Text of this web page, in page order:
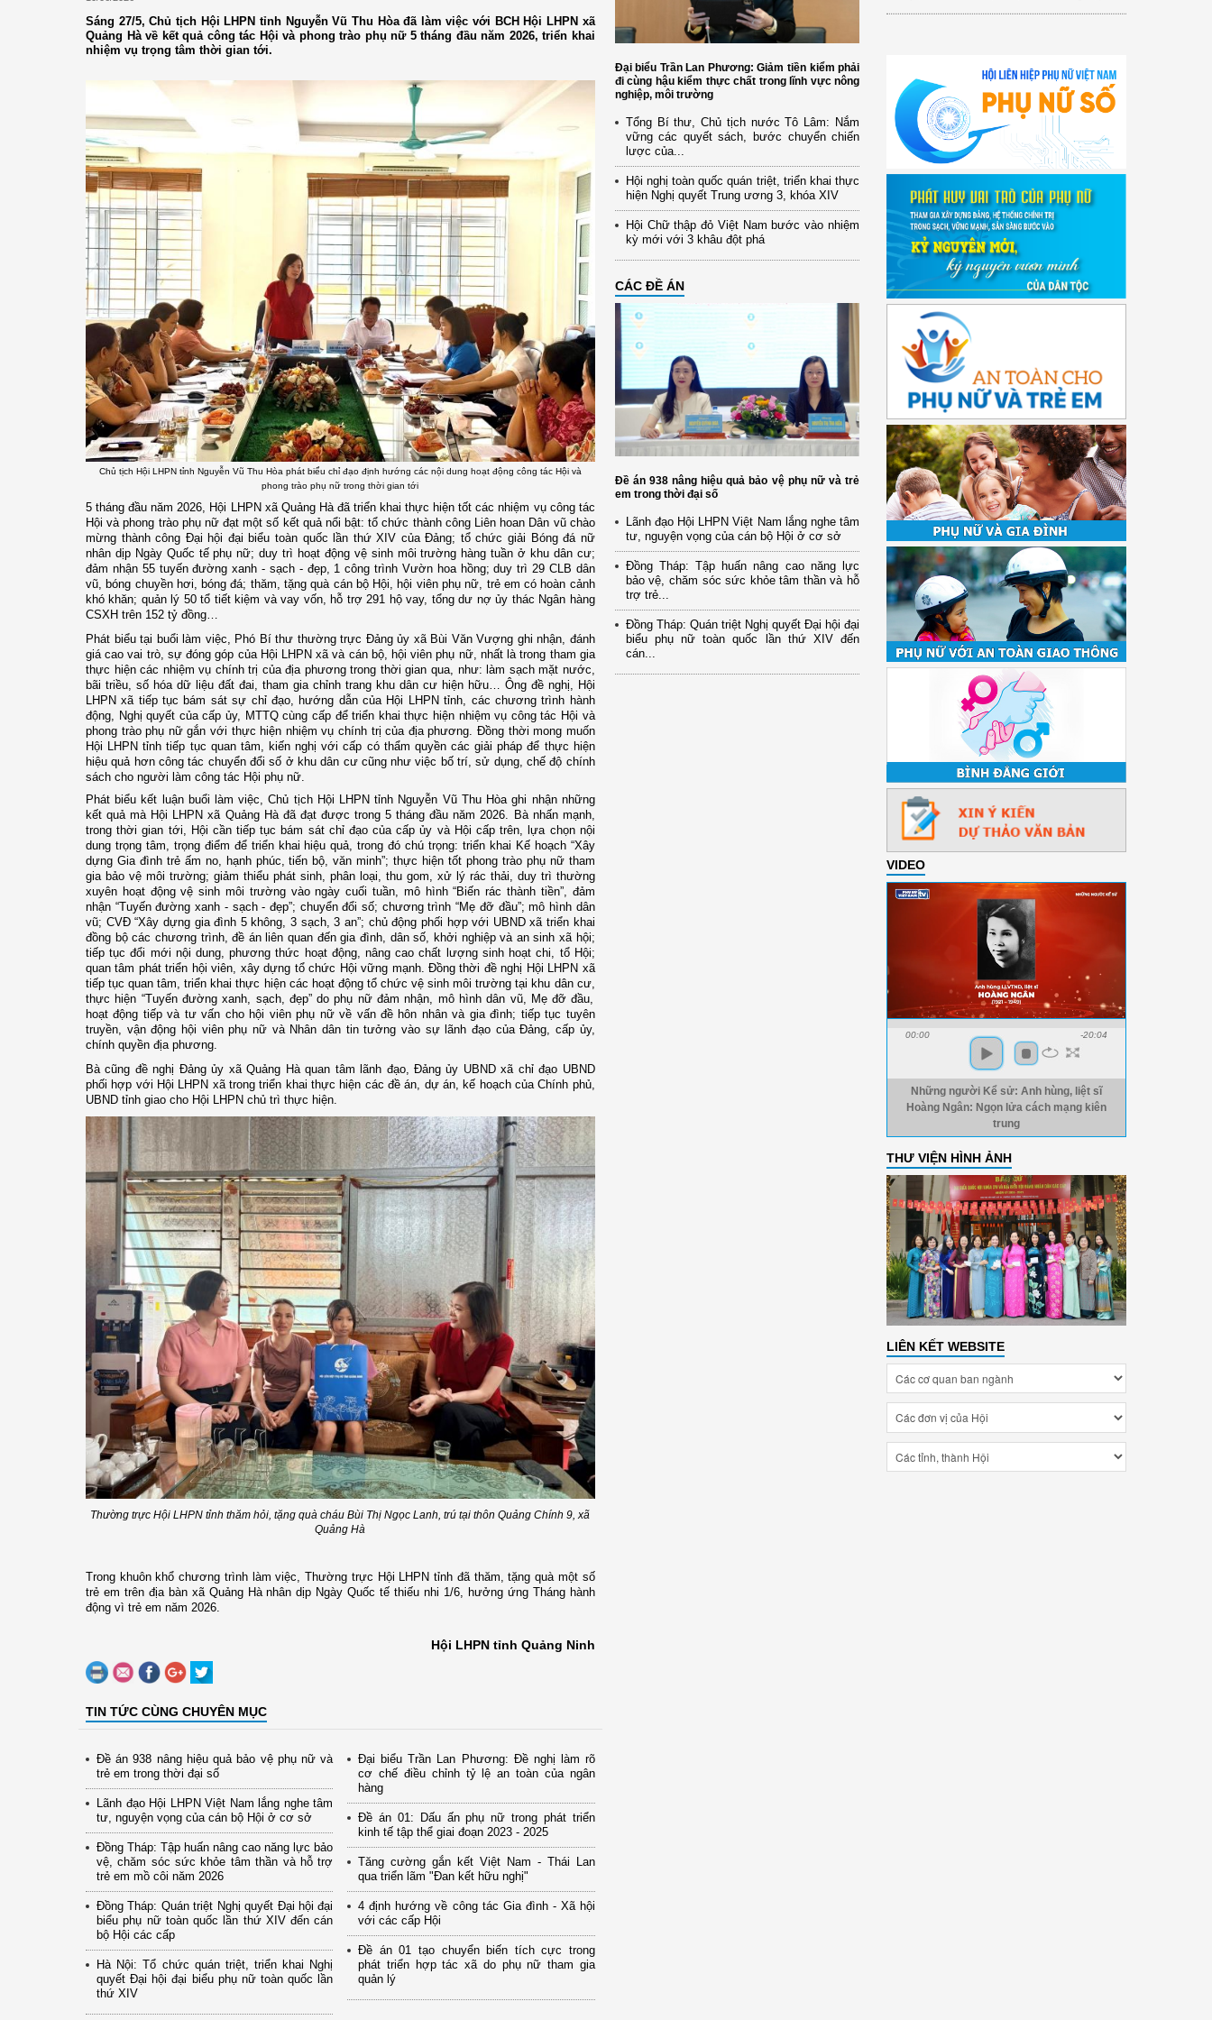
Sáng 27/5, Chủ tịch Hội LHPN tỉnh Nguyễn Vũ Thu Hòa đã làm việc với BCH Hội LHPN xã
Quảng Hà về kết quả công tác Hội và phong trào phụ nữ 5 tháng đầu năm 2026, triển khai
nhiệm vụ trọng tâm thời gian tới.
Chủ tịch Hội LHPN tỉnh Nguyễn Vũ Thu Hòa phát biểu chỉ đạo định hướng các nội dung hoạt động công tác Hội và
phong trào phụ nữ trong thời gian tới
5 tháng đầu năm 2026, Hội LHPN xã Quảng Hà đã triển khai thực hiện tốt các nhiệm vụ công tác
Hội và phong trào phụ nữ đạt một số kết quả nổi bật:tổ chức thành công Liên hoan Dân vũ chào
mừng thành công Đại hội đại biểu toàn quốc lần thứ XIV của Đảng; tổ chức giải Bóng đá nữ
nhân dịp Ngày Quốc tế phụ nữ; duy trì hoạt động vệ sinh môi trường hàng tuần ở khu dân cư;
đảm nhận 55 tuyến đường xanh - sạch - đẹp, 1 công trình Vườn hoa hồng; duy trì 29 CLB dân
vũ, bóng chuyền hơi, bóng đá; thăm, tặng quà cán bộ Hội, hội viên phụ nữ, trẻ em có hoàn cảnh
khó khăn; quản lý 50 tổ tiết kiệm và vay vốn, hỗ trợ 291 hộ vay, tổng dư nợ ủy thác Ngân hàng
CSXH trên 152 tỷ đồng…
Phát biểu tại buổi làm việc, Phó Bí thư thường trực Đảng ủy xã Bùi Văn Vượng ghi nhận, đánh
giá cao vai trò, sự đóng góp của Hội LHPN xã và cán bộ, hội viên phụ nữ, nhất là trong tham gia
thực hiện các nhiệm vụ chính trị của địa phương trong thời gian qua, như: làm sạch mặt nước,
bãi triều, số hóa dữ liệu đất đai, tham gia chỉnh trang khu dân cư hiện hữu… Ôngđề nghị, Hội
LHPN xãtiếp tục bám sátsự chỉ đạo, hướng dẫn của Hội LHPN tỉnh, các chương trình hành
động, Nghị quyết của cấp ủy, MTTQ cùng cấp để triển khai thực hiện nhiệm vụ công tác Hội và
phong trào phụ nữ gắn với thực hiện nhiệm vụ chính trị của địa phương. Đồngthờimong muốn
Hội LHPN tỉnh tiếp tục quan tâm, kiến nghị với cấp có thẩm quyền các giải pháp để thực hiện
hiệu quả hơn công tác chuyển đổi số ở khu dân cư cũng như việc bố trí, sử dụng, chế độ chính
sách cho người làm công tác Hội phụ nữ.
Phát biểu kết luận buổi làm việc, Chủ tịch Hội LHPN tỉnh Nguyễn Vũ Thu Hòa ghi nhận những
kết quả mà Hội LHPNxã Quảng Hà đãđạt được trong 5 tháng đầu năm 2026. Bà nhấn mạnh,
trong thời gian tới, Hội cần tiếp tục bám sát chỉ đạo của cấp ủy và Hội cấp trên, lựa chọn nội
dung trọng tâm, trọng điểm để triển khai hiệu quả, trong đó chú trọng:triển khai Kế hoạch “Xây
dựng Gia đình trẻ ấm no, hạnh phúc, tiến bộ, văn minh”; thực hiện tốt phong trào phụ nữ tham
gia bảo vệ môi trường; giảm thiểu phát sinh, phân loại, thu gom, xử lý rác thải, duy trì thường
xuyên hoạt động vệ sinh môi trường vào ngày cuối tuần, mô hình “Biến rác thành tiền”, đảm
nhận “Tuyến đường xanh - sạch - đẹp”; chuyển đổi số; chương trình “Mẹ đỡ đầu”; mô hình dân
vũ; CVĐ “Xây dựng gia đình 5 không, 3 sạch, 3 an”; chủ động phối hợp với UBND xã triển khai
đồng bộ các chương trình, đề án liên quan đến gia đình, dân số, khởi nghiệp và an sinh xã hội;
tiếp tục đổi mới nội dung, phương thức hoạt động, nâng cao chất lượng sinh hoạt chi, tổ Hội;
quan tâm phát triển hội viên, xây dựng tổ chức Hội vững mạnh. Đồng thời đề nghị Hội LHPN xã
tiếp tục quan tâm, triển khai thực hiện các hoạt động tổ chức vệ sinh môi trường tại khu dân cư,
thực hiện “Tuyến đường xanh, sạch, đẹp” do phụ nữ đảm nhận, mô hình dân vũ, Mẹ đỡ đầu,
hoạt động tiếp và tư vấn cho hội viên phụ nữ về vấn đề hôn nhân và gia đình; tiếp tục tuyên
truyền, vận động hội viên phụ nữ và Nhân dân tin tưởng vào sự lãnh đạo của Đảng,cấp ủy,
chính quyền địa phương.
Bà cũng đề nghị Đảng ủy xã Quảng Hà quan tâm lãnh đạo, Đảng ủy UBND xã chỉ đạo UBND
phối hợp với Hội LHPN xã trong triển khai thực hiện các đề án, dự án, kế hoạch của Chính phủ,
UBND tỉnh giao cho Hội LHPN chủ trì thực hiện.
Thường trực Hội LHPN tỉnh thăm hỏi, tặng quà cháu Bùi Thị Ngọc Lanh, trú tại thôn Quảng Chính 9, xã
Quảng Hà
Trong khuôn khổ chương trình làm việc, Thường trực Hội LHPN tỉnh đã thăm, tặng quà một số
trẻ em trên địa bàn xã Quảng Hà nhân dịp Ngày Quốc tế thiếu nhi 1/6, hưởng ứng Tháng hành
động vì trẻ em năm 2026.
Hội LHPN tỉnh Quảng Ninh
TIN TỨC CÙNG CHUYÊN MỤC
Đề án 938 nâng hiệu quả bảo vệ phụ nữ và
trẻ em trong thời đại số
Lãnh đạo Hội LHPN Việt Nam lắng nghe tâm
tư, nguyện vọng của cán bộ Hội ở cơ sở
Đồng Tháp: Tập huấn nâng cao năng lực bảo
vệ, chăm sóc sức khỏe tâm thần và hỗ trợ
trẻ em mồ côi năm 2026
Đồng Tháp: Quán triệt Nghị quyết Đại hội đại
biểu phụ nữ toàn quốc lần thứ XIV đến cán
bộ Hội các cấp
Hà Nội: Tổ chức quán triệt, triển khai Nghị
quyết Đại hội đại biểu phụ nữ toàn quốc lần
thứ XIV
Đại biểu Trần Lan Phương: Đề nghị làm rõ
cơ chế điều chỉnh tỷ lệ an toàn của ngân
hàng
Đề án 01: Dấu ấn phụ nữ trong phát triển
kinh tế tập thể giai đoạn 2023 - 2025
Tăng cường gắn kết Việt Nam - Thái Lan
qua triển lãm "Đan kết hữu nghị"
4 định hướng về công tác Gia đình - Xã hội
với các cấp Hội
Đề án 01 tạo chuyển biến tích cực trong
phát triển hợp tác xã do phụ nữ tham gia
quản lý
Đại biểu Trần Lan Phương: Giảm tiền kiểm phải
đi cùng hậu kiểm thực chất trong lĩnh vực nông
nghiệp, môi trường
Tổng Bí thư, Chủ tịch nước Tô Lâm: Nắm
vững các quyết sách, bước chuyển chiến
lược của...
Hội nghị toàn quốc quán triệt, triển khai thực
hiện Nghị quyết Trung ương 3, khóa XIV
Hội Chữ thập đỏ Việt Nam bước vào nhiệm
kỳ mới với 3 khâu đột phá
CÁC ĐỀ ÁN
Đề án 938 nâng hiệu quả bảo vệ phụ nữ và trẻ
em trong thời đại số
Lãnh đạo Hội LHPN Việt Nam lắng nghe tâm
tư, nguyện vọng của cán bộ Hội ở cơ sở
Đồng Tháp: Tập huấn nâng cao năng lực
bảo vệ, chăm sóc sức khỏe tâm thần và hỗ
trợ trẻ...
Đồng Tháp: Quán triệt Nghị quyết Đại hội đại
biểu phụ nữ toàn quốc lần thứ XIV đến
cán...
VIDEO
00:00 -20:04
Những người Kể sử: Anh hùng, liệt sĩ
Hoàng Ngân: Ngọn lửa cách mạng kiên
trung
THƯ VIỆN HÌNH ẢNH
LIÊN KẾT WEBSITE